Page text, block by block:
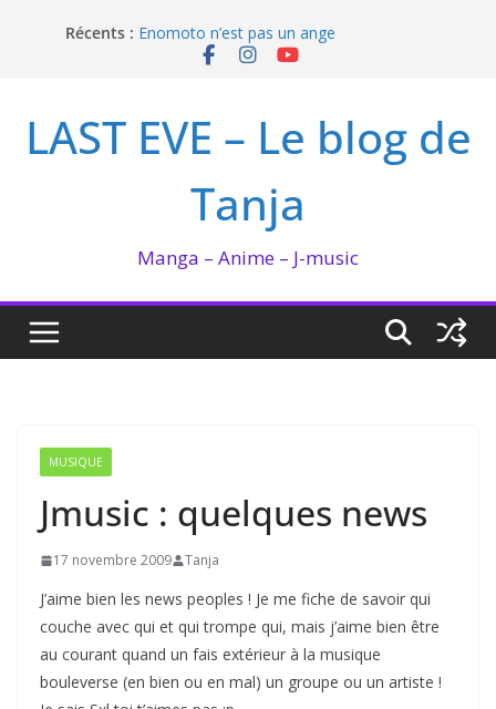
Récents : Enomoto n’est pas un ange
QUEEN BEE enflamme le Bataclan
I’m not in love de Zeniko Sumiya
LAST EVE – Le blog de
Tanja
Manga – Anime – J-music
MUSIQUE
Jmusic : quelques news
17 novembre 2009 Tanja
J’aime bien les news peoples ! Je me fiche de savoir qui
couche avec qui et qui trompe qui, mais j’aime bien être
au courant quand un fais extérieur à la musique
bouleverse (en bien ou en mal) un groupe ou un artiste !